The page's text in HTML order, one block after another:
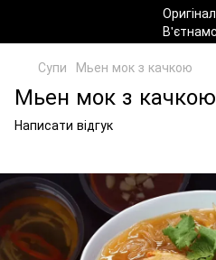
Супи Мьен мок з качкою
Мьен мок з качкою
Написати відгук